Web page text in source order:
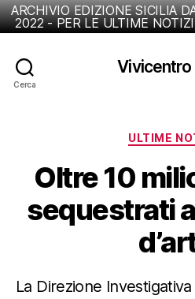
ARCHIVIO EDIZIONE SICILIA
2022 - PER LE ULTIME
Cerca
Vivicentro
ULTIME
Oltre 10
sequestrati
La Direzione